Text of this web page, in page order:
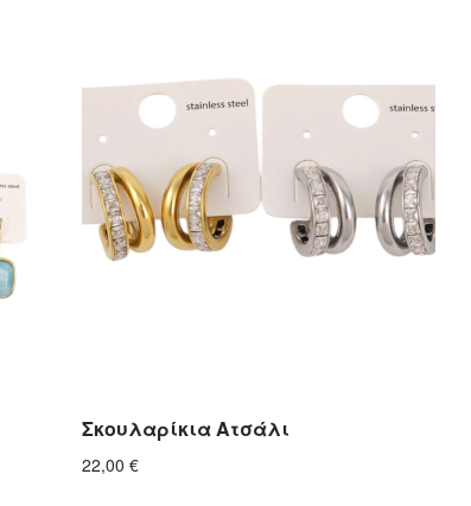
Σκουλαρίκια Ατσάλι
22,00 €